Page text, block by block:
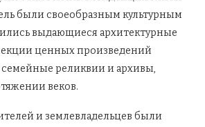
были своеобразным культурным
выдающиеся архитектурные
ценных произведений
семейные реликвии и архивы,
веков.
и землевладельцев были